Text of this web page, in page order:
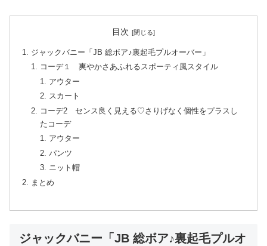
目次
ジャックバニー「JB 総ボア♪裏起毛プルオーバー」
コーデ１ 爽やかさあふれるスポーティ風スタイル
アウター
スカート
コーデ2 センス良く見える♡さりげなく個性をプラスし
たコーデ
アウター
パンツ
ニット帽
まとめ
ジャックバニー「JB 総ボア♪裏起毛プルオ